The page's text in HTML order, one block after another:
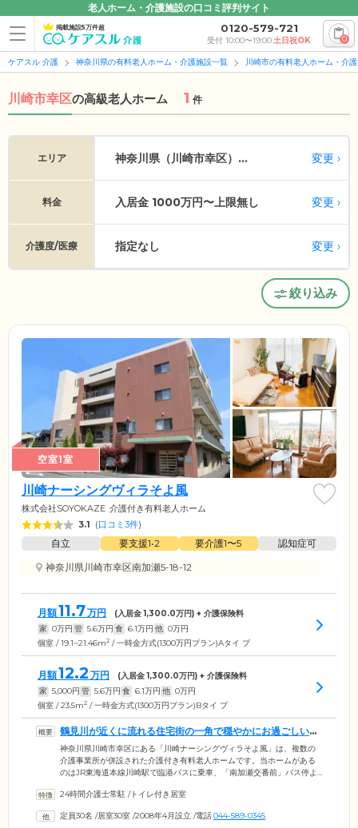
老人ホーム・介護施設の口コミ評判サイト
掲載施設5万件超 0120-579-721
受付 10:00〜19:00土日祝OK 0
ケアスル 介護 神奈川県の有料老人ホーム・介護施設一覧 川崎市の有料老人ホーム・介
川崎市幸区の高級老人ホーム 1 件
エリア 神奈川県（川崎市幸区）... 変更
料金 入居金 1000万円〜上限無し 変更
介護度/医療 指定なし 変更
絞り込み
空室1室
川崎ナーシングヴィラそよ風
株式会社SOYOKAZE 介護付き有料老人ホーム
3.1 (口コミ3件)
自立 要支援1•2 要介護1〜5
認知症可
神奈川県川崎市幸区南加瀬5-18-12
月額11.7万円 (入居金1,300.0万円) + 介護保険料
家 0万円 管 5.6万円 食 6.1万円 他 0万円
個室 / 19.1~21.46m2 / 一時金方式(1300万円プラン)Aタイ プ
月額12.2 万円 (入居金1,300.0万円) + 介護保険料
家 5,000円 管 5.6万円 食 6.1万円 他 0万円
個室 / 23.5m2 / 一時金方式(1300万円プラン)Bタイ プ
鶴見川が近くに流れる住宅街の一角で穏やかにお過ごしいた
だけます
神奈川県川崎市幸区にある「川崎ナーシングヴィラそよ風」は、複数の
介護事業所が併設された介護付き有料老人ホームです。当ホームがある
のはJR東海道本線川崎駅で臨港バスに乗車、「南加瀬交番前」バス停よ
ごしいただけます。晴れた日にスタッフと共に行く鶴見川へのお散歩
で身の回りのことがご自身でできる「自立」の方と、要支援・要介護の
24時間介護士常駐 /トイレ付き居室
定員30名 /居室30室 /2008年4月設立 /電話044-589-0345